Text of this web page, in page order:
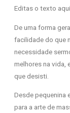
Editas o texto
De uma forma
facilidade do que
necessidade
melhores na vida,
que desisti.
Desde pequenina
para a arte de